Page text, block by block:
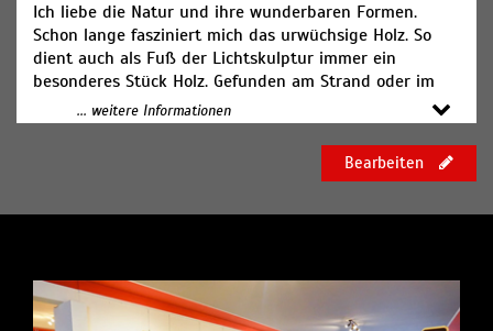
Ich liebe die Natur und ihre wunderbaren Formen.
Schon lange fasziniert mich das urwüchsige Holz. So
dient auch als Fuß der Lichtskulptur immer ein
besonderes Stück Holz. Gefunden am Strand oder im
Wald, mitunter aus fernen Ländern, stets jedoch
einzigartig und besonders. Die Form des Fußes gibt die
Form des Lampenschirms vor. Der Schirm der
Lichtskulptur entsteht wiederum aus Holz und
Skulptur ein unikater Herzenswärmer.
... weitere Informationen
Bearbeiten